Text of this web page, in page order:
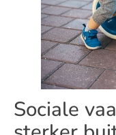
Sociale